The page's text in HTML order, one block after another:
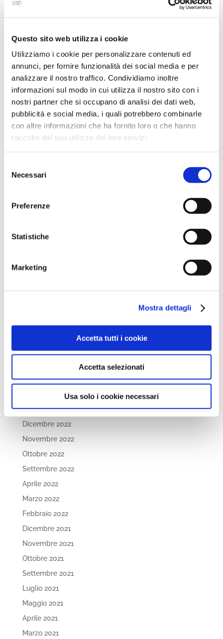
Questo sito web utilizza i cookie
Utilizziamo i cookie per personalizzare contenuti ed
annunci, per fornire funzionalità dei social media e per
analizzare il nostro traffico. Condividiamo inoltre
informazioni sul modo in cui utilizza il nostro sito con i
nostri partner che si occupano di analisi dei dati web,
pubblicità e social media, i quali potrebbero combinarle
con altre informazioni che ha fornito loro o che hanno
raccolto dal suo utilizzo dei loro servizi.
delNecessari
Preferenze
Statistiche
Marketing
Mostra dettagli
Accetta tutti i cookie
Accetta selezionati
Usa solo i cookie necessari
Maggio 2026
Marzo 2026
Febbraio 2026
Ottobre 2025
Settembre 2025
Aprile 2025
Marzo 2025
Febbraio 2025
Dicembre 2024
Febbraio 2024
Giugno 2023
Aprile 2023
Febbraio 2023
Dicembre 2022
Novembre 2022
Ottobre 2022
Settembre 2022
Aprile 2022
Marzo 2022
Febbraio 2022
Dicembre 2021
Novembre 2021
Ottobre 2021
Settembre 2021
Luglio 2021
Maggio 2021
Aprile 2021
Marzo 2021